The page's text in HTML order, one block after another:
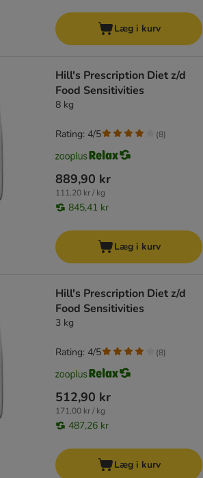
Læg i kurv
Hill's Prescription Diet z/d
Food Sensitivities
8 kg
889,90 kr
111,20 kr / kg
845,41 kr
Rating: 4/5 (8)
Læg i kurv
Hill's Prescription Diet z/d
Food Sensitivities
3 kg
512,90 kr
171,00 kr / kg
487,26 kr
Rating: 4/5 (8)
Læg i kurv